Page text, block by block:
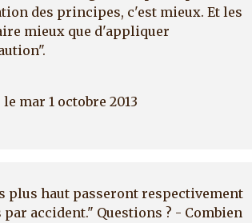
des principes, c'est mieux. Et les
mieux que d'appliquer
le mar 1 octobre 2013
plus haut passeront respectivement
accident." Questions ? - Combien